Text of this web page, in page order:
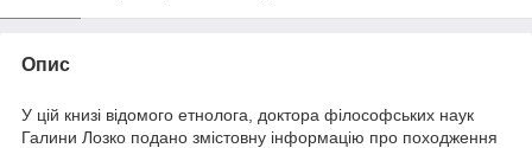
Опис
У цій книзі відомого етнолога, доктора філософських наук
Галини Лозко подано змістовну інформацію про походження